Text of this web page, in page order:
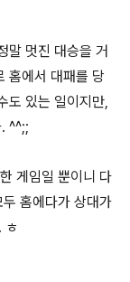
말 멋진 대승을 거
홈에서 대패를 당
도 있는 일이지만,
^^;;
게임일 뿐이니 다
홈에다가 상대가
ㅎ